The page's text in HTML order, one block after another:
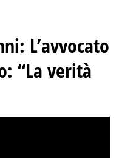
L’avvocato
“La verità